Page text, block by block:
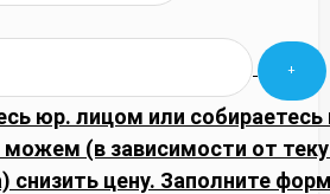
юр. лицом или
(в зависимости от
снизить цену. Заполните